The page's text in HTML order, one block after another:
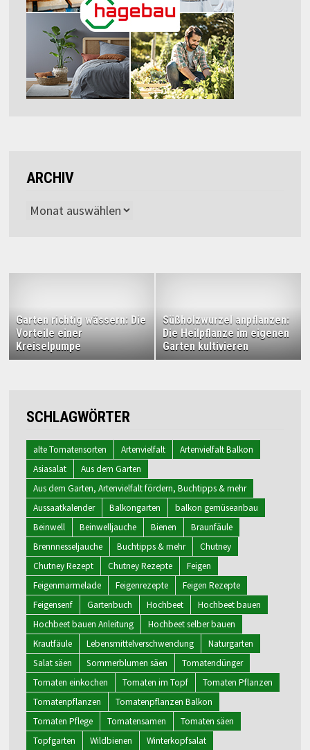
ARCHIV
Archiv
Garten richtig wässern: Die
Vorteile einer
Kreiselpumpe
Süßholzwurzel anpflanzen:
Die Heilpflanze im eigenen
Garten kultivieren
SCHLAGWÖRTER
alte Tomatensorten Artenvielfalt
Artenvielfalt Balkon
Asiasalat
Aus dem Garten
Aus dem Garten, Artenvielfalt fördern, Buchtipps & mehr
Aussaatkalender
Balkongarten
balkon gemüseanbau
Beinwell
Beinwelljauche Bienen
Braunfäule
Brennnesseljauche
Buchtipps & mehr
Chutney
Chutney Rezept
Chutney Rezepte
Feigen
Feigenmarmelade
Feigenrezepte
Feigen Rezepte
Feigensenf
Gartenbuch Hochbeet
Hochbeet bauen
Hochbeet bauen Anleitung
Hochbeet selber bauen
Krautfäule
Lebensmittelverschwendung
Naturgarten
Salat säen
Sommerblumen säen
Tomatendünger
Tomaten einkochen
Tomaten im Topf
Tomaten Pflanzen
Tomatenpflanzen
Tomatenpflanzen Balkon
Tomaten Pflege
Tomatensamen
Tomaten säen
Topfgarten
Wildbienen Winterkopfsalat